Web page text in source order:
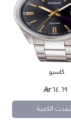
كاسيو
٢٦٤.٦٩
نفدت الكمية